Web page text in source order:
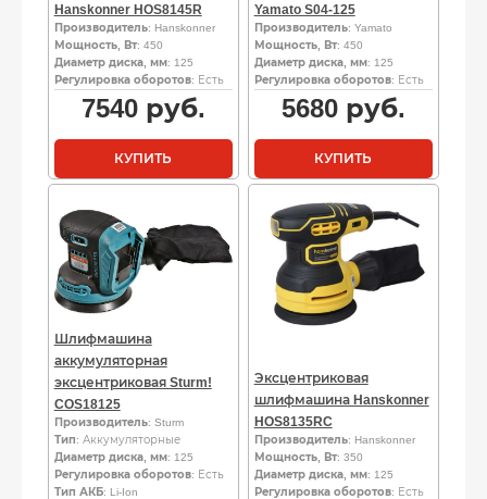
Hanskonner HOS8145R
Производитель: Hanskonner
Мощность, Вт: 450
Диаметр диска, мм: 125
Регулировка оборотов: Есть
7540руб.
КУПИТЬ
Yamato S04-125
Производитель: Yamato
Мощность, Вт: 450
Диаметр диска, мм: 125
Регулировка оборотов: Есть
5680руб.
КУПИТЬ
Шлифмашина
аккумуляторная
эксцентриковая Sturm!
COS18125
Производитель: Sturm
Тип: Аккумуляторные
Диаметр диска, мм: 125
Регулировка оборотов: Есть
Тип АКБ: Li-Ion
Эксцентриковая
шлифмашина Hanskonner
HOS8135RC
Производитель: Hanskonner
Мощность, Вт: 350
Диаметр диска, мм: 125
Регулировка оборотов: Есть